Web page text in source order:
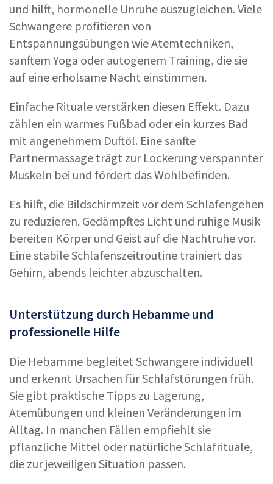
und hilft, hormonelle Unruhe auszugleichen. Viele
Schwangere profitieren von
Entspannungsübungen wie Atemtechniken,
sanftem Yoga oder autogenem Training, die sie
auf eine erholsame Nacht einstimmen.
Einfache Rituale verstärken diesen Effekt. Dazu
zählen ein warmes Fußbad oder ein kurzes Bad
mit angenehmem Duftöl. Eine sanfte
Partnermassage trägt zur Lockerung verspannter
Muskeln bei und fördert das Wohlbefinden.
Es hilft, die Bildschirmzeit vor dem Schlafengehen
zu reduzieren. Gedämpftes Licht und ruhige Musik
bereiten Körper und Geist auf die Nachtruhe vor.
Eine stabile Schlafenszeitroutine trainiert das
Gehirn, abends leichter abzuschalten.
Unterstützung durch Hebamme und
professionelle Hilfe
Die Hebamme begleitet Schwangere individuell
und erkennt Ursachen für Schlafstörungen früh.
Sie gibt praktische Tipps zu Lagerung,
Atemübungen und kleinen Veränderungen im
Alltag. In manchen Fällen empfiehlt sie
pflanzliche Mittel oder natürliche Schlafrituale,
die zur jeweiligen Situation passen.